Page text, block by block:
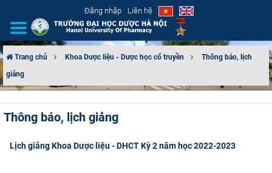
Đăng nhập Liên hệ
GIỚI THIỆU
CƠ CẤU TỔ CHỨC
TUYỂN SINH
Trang chủ Khoa Dược liệu - Dược học cổ truyền
Thông báo, lịch
giảng
Thông báo, lịch giảng
Lịch giảng Khoa Dược liệu - DHCT Kỳ 2 năm học 2022-2023